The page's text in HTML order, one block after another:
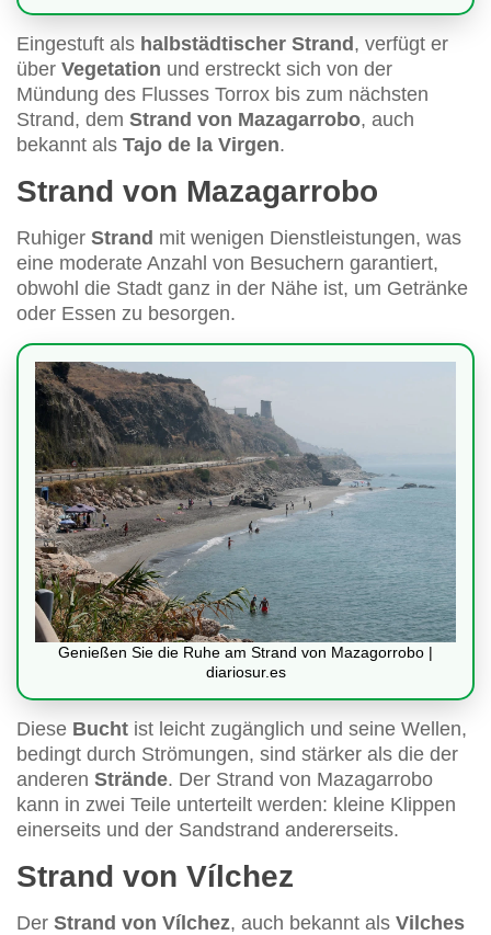
Eingestuft als halbstädtischer Strand, verfügt er
über Vegetation und erstreckt sich von der
Mündung des Flusses Torrox bis zum nächsten
Strand, dem Strand von Mazagarrobo, auch
bekannt als Tajo de la Virgen.
Strand von Mazagarrobo
Ruhiger Strand mit wenigen Dienstleistungen, was
eine moderate Anzahl von Besuchern garantiert,
obwohl die Stadt ganz in der Nähe ist, um Getränke
oder Essen zu besorgen.
Genießen Sie die Ruhe am Strand von Mazagorrobo |
diariosur.es
Diese Bucht ist leicht zugänglich und seine Wellen,
bedingt durch Strömungen, sind stärker als die der
anderen Strände. Der Strand von Mazagarrobo
kann in zwei Teile unterteilt werden: kleine Klippen
einerseits und der Sandstrand andererseits.
Strand von Vílchez
Der Strand von Vílchez, auch bekannt als Vilches